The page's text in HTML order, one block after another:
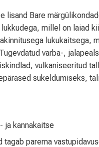
lisand Bare
millel on laiad
lukukaitsega,
varba-,
vulkaniseeritud
sukeldumiseks,
ja kannakaitse
parema